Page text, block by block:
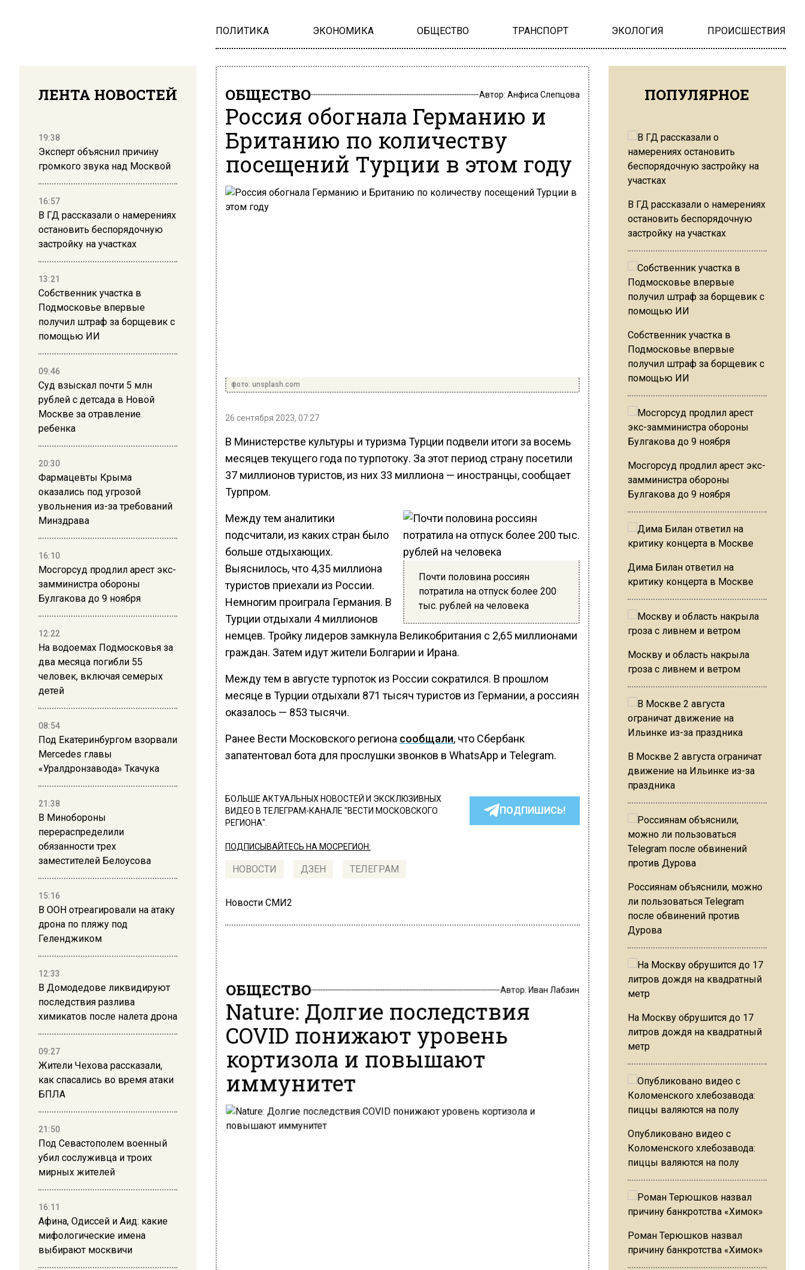
ПОЛИТИКА ЭКОНОМИКА ОБЩЕСТВО ТРАНСПОРТ ЭКОЛОГИЯ ПРОИСШЕСТВИЯ
ЛЕНТА НОВОСТЕЙ
19:38
Эксперт объяснил причину
громкого звука над Москвой
16:57
В ГД рассказали о намерениях
остановить беспорядочную
застройку на участках
13:21
Собственник участка в
Подмосковье впервые
получил штраф за борщевик с
помощью ИИ
09:46
Суд взыскал почти 5 млн
рублей с детсада в Новой
Москве за отравление
ребенка
20:30
Фармацевты Крыма
оказались под угрозой
увольнения из-за требований
Минздрава
16:10
Мосгорсуд продлил арест экс-
замминистра обороны
Булгакова до 9 ноября
12:22
На водоемах Подмосковья за
два месяца погибли 55
человек, включая семерых
детей
08:54
Под Екатеринбургом взорвали
Mercedes главы
«Уралдронзавода» Ткачука
21:38
В Минобороны
перераспределили
обязанности трех
заместителей Белоусова
15:16
В ООН отреагировали на атаку
дрона по пляжу под
Геленджиком
12:33
В Домодедове ликвидируют
последствия разлива
химикатов после налета дрона
09:27
Жители Чехова рассказали,
как спасались во время атаки
БПЛА
21:50
Под Севастополем военный
убил сослуживца и троих
мирных жителей
16:11
Афина, Одиссей и Аид: какие
мифологические имена
выбирают москвичи
ОБЩЕСТВО Автор: Анфиса Слепцова
Россия обогнала Германию и
Британию по количеству
посещений Турции в этом году
фото: unsplash.com
26 сентября 2023, 07:27
В Министерстве культуры и туризма Турции подвели итоги за восемь
месяцев текущего года по турпотоку. За этот период страну посетили
37 миллионов туристов, из них 33 миллиона — иностранцы, сообщает
Турпром.
Почти половина россиян
потратила на отпуск более 200
тыс. рублей на человека
Между тем аналитики
подсчитали, из каких стран было
больше отдыхающих.
Выяснилось, что 4,35 миллиона
туристов приехали из России.
Немногим проиграла Германия. В
Турции отдыхали 4 миллионов
немцев. Тройку лидеров замкнула Великобритания с 2,65 миллионами
граждан. Затем идут жители Болгарии и Ирана.
Между тем в августе турпоток из России сократился. В прошлом
месяце в Турции отдыхали 871 тысяч туристов из Германии, а россиян
оказалось — 853 тысячи.
Ранее Вести Московского региона сообщали, что Сбербанк
запатентовал бота для прослушки звонков в WhatsApp и Telegram.
БОЛЬШЕ АКТУАЛЬНЫХ НОВОСТЕЙ И ЭКСКЛЮЗИВНЫХ
ВИДЕО В ТЕЛЕГРАМ-КАНАЛЕ "ВЕСТИ МОСКОВСКОГО
РЕГИОНА".
ПОДПИШИСЬ!
ПОДПИСЫВАЙТЕСЬ НА МОСРЕГИОН:
НОВОСТИ ДЗЕН ТЕЛЕГРАМ
Новости СМИ2
ОБЩЕСТВО Автор:Иван Лабзин
Nature: Долгие последствия
COVID понижают уровень
кортизола и повышают
иммунитет
ПОПУЛЯРНОЕ
В ГД рассказали о намерениях
остановить беспорядочную
застройку на участках
Собственник участка в
Подмосковье впервые
получил штраф за борщевик с
помощью ИИ
Мосгорсуд продлил арест экс-
замминистра обороны
Булгакова до 9 ноября
Дима Билан ответил на
критику концерта в Москве
Москву и область накрыла
гроза с ливнем и ветром
В Москве 2 августа ограничат
движение на Ильинке из-за
праздника
Россиянам объяснили, можно
ли пользоваться Telegram
после обвинений против
Дурова
На Москву обрушится до 17
литров дождя на квадратный
метр
Опубликовано видео с
Коломенского хлебозавода:
пиццы валяются на полу
Роман Терюшков назвал
причину банкротства «Химок»